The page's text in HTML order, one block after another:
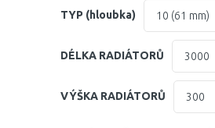
TYP (hloubka) 10 (61 mm)
10 (61 mm)
11 (61 mm)
20 (102mm)
DÉLKA RADIÁTORŮ 3000
VÝŠKA RADIÁTORŮ 300